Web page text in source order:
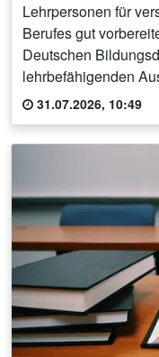
Lehrpersonen für
Berufes gut
Deutschen
lehrbefähigenden
31.07.2026, 10:49